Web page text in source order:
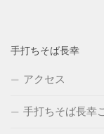
手打ちそば長幸
アクセス
手打ちそば長幸